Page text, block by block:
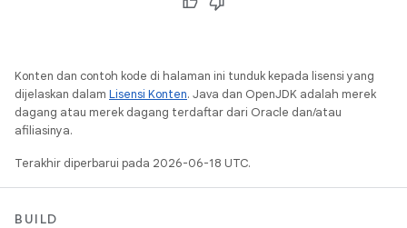
Konten dan contoh kode di halaman ini tunduk kepada lisensi yang
dijelaskan dalam Lisensi Konten. Java dan OpenJDK adalah merek
dagang atau merek dagang terdaftar dari Oracle dan/atau
afiliasinya.
Terakhir diperbarui pada 2026-06-18 UTC.
BUILD